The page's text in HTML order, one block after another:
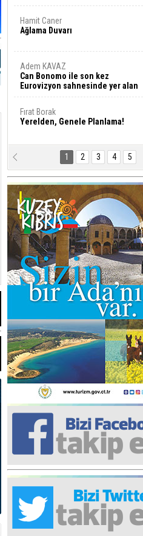
Hamit Caner
Ağlama Duvarı
Adem KAVAZ
Can Bonomo ile son kez
Eurovizyon sahnesinde yer alan
Türkiye 10 yıl aradan sonra
Fırat Borak
Yerelden, Genele Planlama!
Erkut YILMABAŞAR
Bayrak tartışmaları ve ihalesiz
işler!
Arif Alasya
2015 SONRASI VE AKINCI.
Fatma Baysal
SURLAR İÇİ’NDE KOLAYDIR ÖLMEK
Ediz TUNCEL
Göz göre göre…
Taner ULUTAŞ
İnşallah St. Lois ile Hakkaido
Adası gibi olmayız !...
Ali KİŞMİR
FIRSAT VE KORKU
Turgut ÇALICI
İki Lakırdı da benden!
Yrd. Doç. Ercan HOŞKARA
Yatırım Yapmazsan Var Olamazsın:
Hedefteki Kurum Kıb-Tek
Rana Sarro
Başıma gelen skandal olayı
1 2 3 4 5